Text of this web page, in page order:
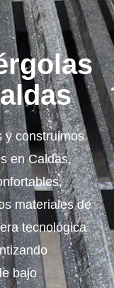
y construimos
en Caldas,
materiales de
tecnológica
bajo